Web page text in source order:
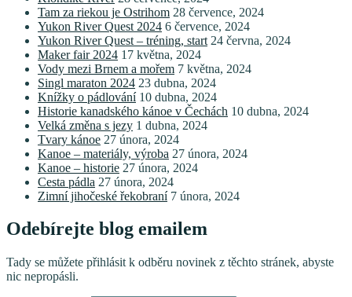
Tam za riekou je Ostrihom 28 července, 2024
Yukon River Quest 2024 6 července, 2024
Yukon River Quest – tréning, start 24 června, 2024
Maker fair 2024 17 května, 2024
Vody mezi Brnem a mořem 7 května, 2024
Singl maraton 2024 23 dubna, 2024
Knížky o pádlování 10 dubna, 2024
Historie kanadského kánoe v Čechách 10 dubna, 2024
Velká změna s jezy 1 dubna, 2024
Tvary kánoe 27 února, 2024
Kanoe – materiály, výroba 27 února, 2024
Kanoe – historie 27 února, 2024
Cesta pádla 27 února, 2024
Zimní jihočeské řekobraní 7 února, 2024
Odebírejte blog emailem
Tady se můžete přihlásit k odběru novinek z těchto stránek, abyste
nic nepropásli.